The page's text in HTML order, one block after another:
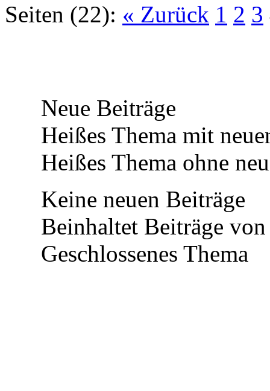
Seiten (22): « Zurück 1 2 3
Neue Beiträge
Heißes Thema mit
Heißes Thema ohne
Keine neuen Beiträge
Beinhaltet Beiträge
Geschlossenes Thema